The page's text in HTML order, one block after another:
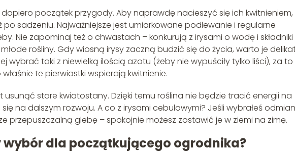
początek przygody. Aby naprawdę nacieszyć się ich kwitnieniem,
sadzeniu. Najważniejsze jest umiarkowane podlewanie i regularne
Nie zapominaj też o chwastach – konkurują z irysami o wodę i składniki
rośliny. Gdy wiosną irysy zaczną budzić się do życia, warto je
wybrać taki z niewielką ilością azotu (żeby nie wypuściły tylko liści), za to
te pierwiastki wspierają kwitnienie.
usunąć stare kwiatostany. Dzięki temu roślina nie będzie tracić energii na
na dalszym rozwoju. A co z irysami cebulowymi? Jeśli wybrałeś
przepuszczalną glebę – spokojnie możesz zostawić je w ziemi na zimę.
wybór dla początkującego ogrodnika?